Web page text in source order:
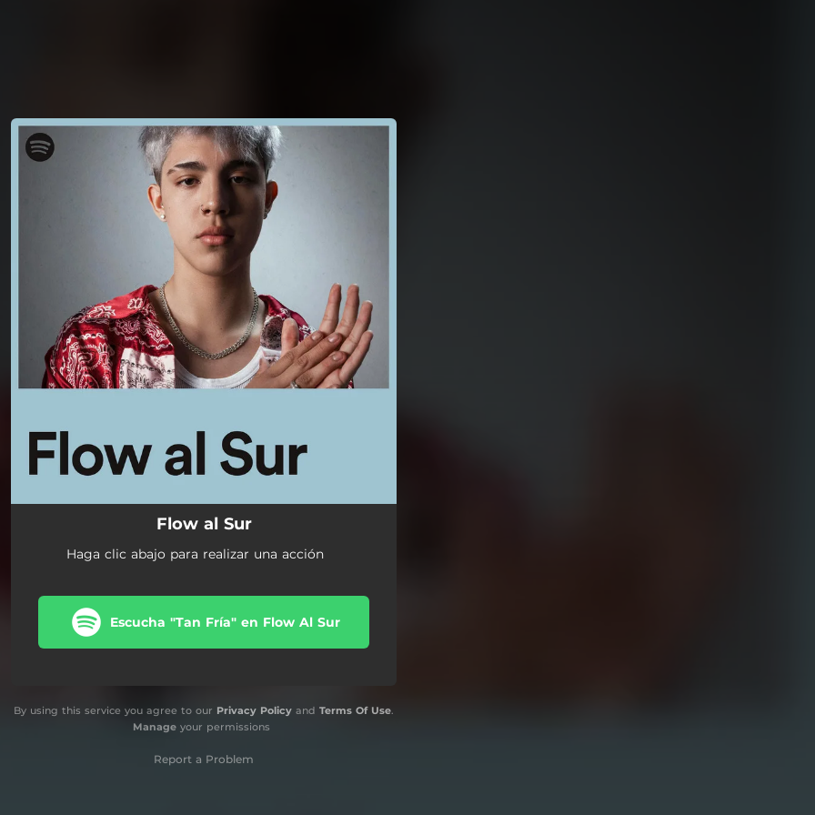
You're all set!
Flow al Sur
Haga clic abajo para realizar una acción
Escucha "Tan Fría" en Flow Al Sur
By using this service you agree to our Privacy Policy and Terms Of Use.
Manageyour permissions
Report a Problem